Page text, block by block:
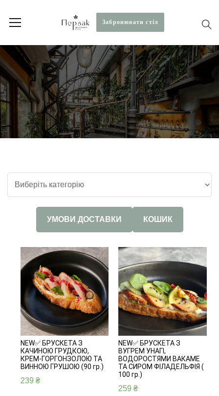
Забронювати стiл
УМОВИ ДОСТАВКИ КОШИК
NEW✅ БРУСКЕТА З
ВУГРЕМ УНАГІ,
ВОДОРОСТЯМИ ВАКАМЕ
ТА СИРОМ ФІЛАДЕЛЬФІЯ (
100 гр.)
259₴
NEW✅ БРУСКЕТА З
КАЧИНОЮ ГРУДКОЮ,
КРЕМ-ГОРГОНЗОЛОЮ ТА
ВИННОЮ ГРУШОЮ (90 гр.)
239 ₴